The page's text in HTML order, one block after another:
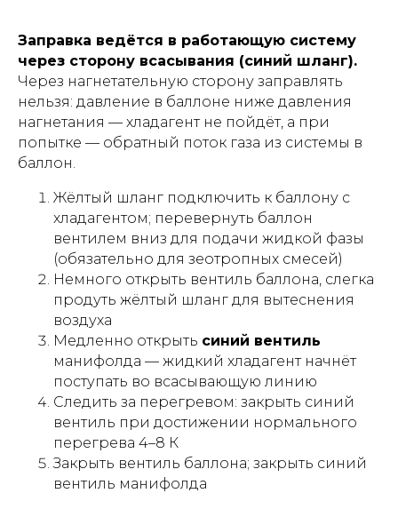
Заправка ведётся в работающую систему
через сторону всасывания (синий шланг).
Через нагнетательную сторону заправлять
нельзя: давление в баллоне ниже давления
нагнетания — хладагент не пойдёт, а при
попытке — обратный поток газа из системы в
баллон.
Жёлтый шланг подключить к баллону с
хладагентом; перевернуть баллон
вентилем вниз для подачи жидкой фазы
(обязательно для зеотропных смесей)
Немного открыть вентиль баллона, слегка
продуть жёлтый шланг для вытеснения
воздуха
Медленно открыть синий вентиль
манифолда — жидкий хладагент начнёт
поступать во всасывающую линию
Следить за перегревом: закрыть синий
вентиль при достижении нормального
перегрева 4–8 К
Закрыть вентиль баллона; закрыть синий
вентиль манифолда